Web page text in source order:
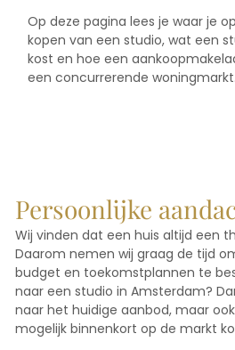
Op deze pagina lees je waar je
kopen van een studio, wat een
kost en hoe een
een concurrerende woningmarkt.
Persoonlijke
Wij vinden dat een huis altijd een
Daarom nemen wij graag de tijd
budget en toekomstplannen te
naar een studio in Amsterdam?
naar het huidige aanbod, maar
mogelijk binnenkort op de markt